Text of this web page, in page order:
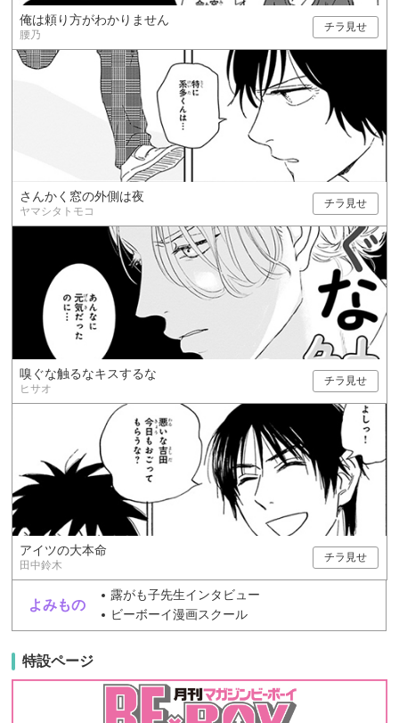
俺は頼り方がわかりません
腰乃
チラ見せ
さんかく窓の外側は夜
ヤマシタトモコ
チラ見せ
嗅ぐな触るなキスするな
ヒサオ
チラ見せ
アイツの大本命
田中鈴木
チラ見せ
よみもの
露がも子先生インタビュー
ビーボーイ漫画スクール
特設ページ